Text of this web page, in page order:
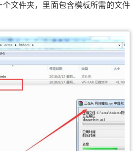
个文件夹，里面包含模板所需的文件